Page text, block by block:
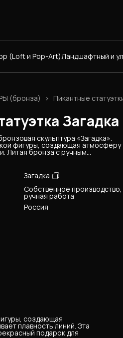
(Loft и Pop-Art)Ландшафтный и
Пикантные
(бронза) ›
Загадка
скульптура «Загадка».
фигуры, создающая атмосферу
Литая бронза с ручным
плавность линий. Эта статуэтка
современной квартиры, будуара
для ценителей искусства.
Загадка
Собственное производство,
ручная работа
Россия
создающая
плавность линий. Эта
подарок для